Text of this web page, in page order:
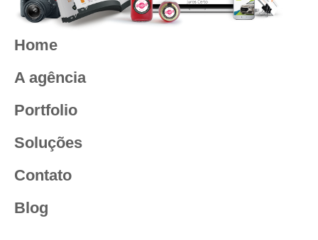
Home
A agência
Portfolio
Soluções
Contato
Blog